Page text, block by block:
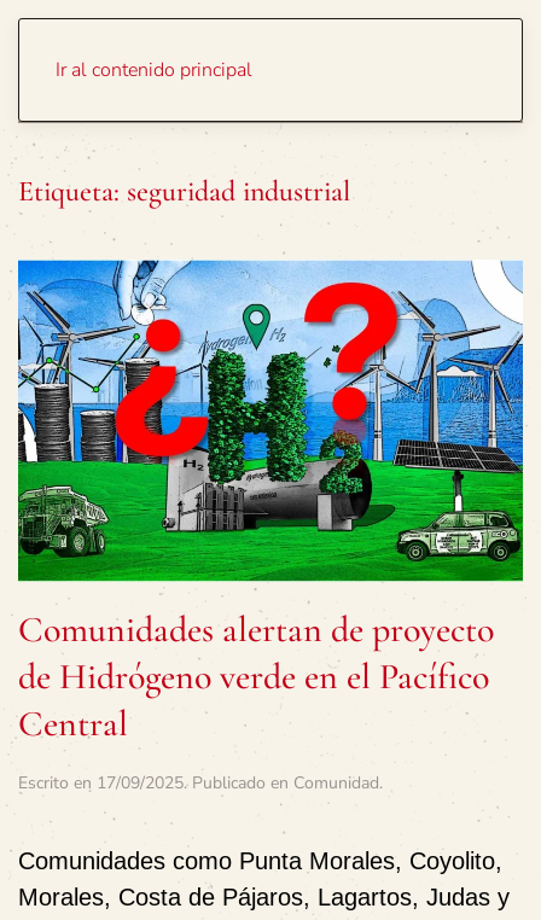
Ir al contenido principal
Etiqueta: seguridad industrial
Comunidades alertan de proyecto
de Hidrógeno verde en el Pacífico
Central
Escrito en 17/09/2025. Publicado en Comunidad.
Comunidades como Punta Morales, Coyolito,
Morales, Costa de Pájaros, Lagartos, Judas y